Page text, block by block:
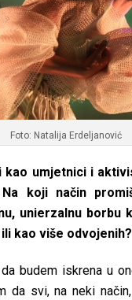
Foto: Natalija Erdeljanović
kao umjetnici i
koji način
unierzalnu borbu
kao više odvojenih?
budem iskrena u
da svi, na neki